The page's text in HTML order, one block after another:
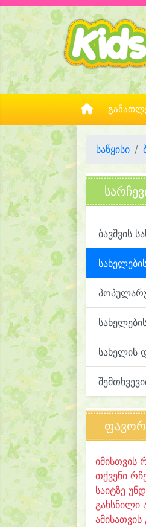
საწყისი
ბავშვის
სახელის
იმისთვის
თქვენი
საიტზე
გახსნილი